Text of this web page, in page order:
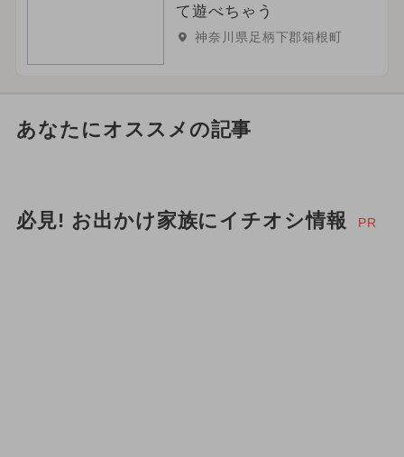
て遊べちゃう
神奈川県足柄下郡箱根町
あなたにオススメの記事
必見! お出かけ家族にイチオシ情報 PR